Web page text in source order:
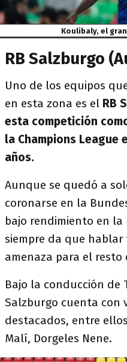
Koulibaly, el
RB Salzburgo
Uno de los equipos
en esta zona es el RB
esta competición
la Champions
años.
Aunque se quedó a
coronarse en la
bajo rendimiento en
siempre da que
amenaza para el
Bajo la conducción de
Salzburgo cuenta con
destacados, entre
Malí, Dorgeles Nene.